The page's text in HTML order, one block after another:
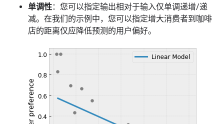
单调性：您可以指定输出相对于输入仅单调递增/递
减。在我们的示例中，您可以指定增大消费者到咖啡
店的距离仅应降低预测的用户偏好。